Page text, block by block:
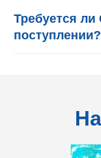
Требуется
поступлении?